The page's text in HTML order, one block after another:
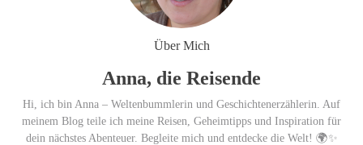
Glashütte erzielt 94 von 100
Punkten.
Über Mich
Anna, die Reisende
Hi, ich bin Anna – Weltenbummlerin und Geschichtenerzählerin. Auf
meinem Blog teile ich meine Reisen, Geheimtipps und Inspiration für
dein nächstes Abenteuer. Begleite mich und entdecke die Welt! 🌍✨